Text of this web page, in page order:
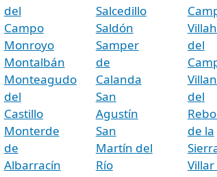
del
Campo
Monroyo
Montalbán
Monteagudo
del
Castillo
Monterde
de
Albarracín
Salcedillo
Saldón
Samper
de
Calanda
San
Agustín
San
Martín del
Río
del
del
de la